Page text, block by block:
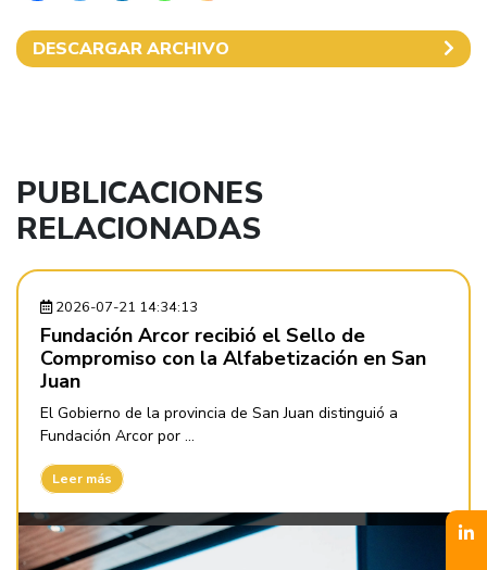
DESCARGAR ARCHIVO
PUBLICACIONES
RELACIONADAS
2026-07-21 14:34:13
Fundación Arcor recibió el Sello de
Compromiso con la Alfabetización en San
Juan
El Gobierno de la provincia de San Juan distinguió a
Fundación Arcor por ...
Leer más